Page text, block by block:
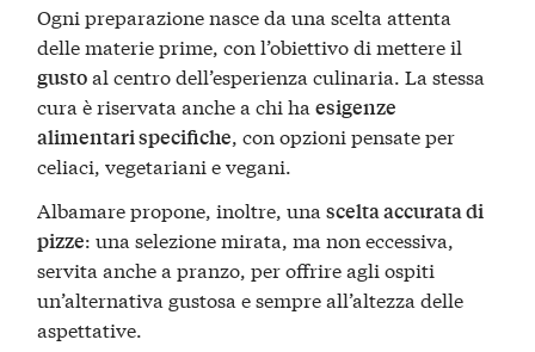
Ogni preparazione nasce da una scelta attenta
delle materie prime, con l’obiettivo di mettere il
gustoal centro dell’esperienza culinaria. La stessa
cura è riservata anche a chi haesigenze
alimentari specifiche , con opzioni pensate per
celiaci, vegetariani e vegani.
Albamare propone, inoltre, unascelta accurata di
pizze: una selezione mirata, ma non eccessiva,
servita anche a pranzo, per offrire agli ospiti
un’alternativa gustosa e sempre all’altezza delle
aspettative.